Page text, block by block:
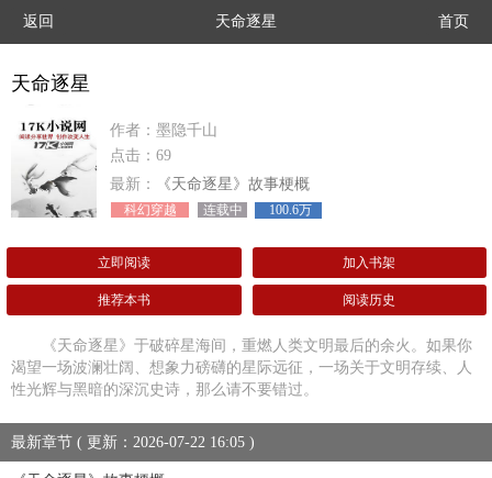
返回 天命逐星 首页
天命逐星
作者：墨隐千山
点击：69
最新：
《天命逐星》故事梗概
科幻穿越 连载中 100.6万
立即阅读 加入书架
推荐本书 阅读历史
《天命逐星》于破碎星海间，重燃人类文明最后的余火。如果你
渴望一场波澜壮阔、想象力磅礴的星际远征，一场关于文明存续、人
性光辉与黑暗的深沉史诗，那么请不要错过。
最新章节 ( 更新：2026-07-22 16:05 )